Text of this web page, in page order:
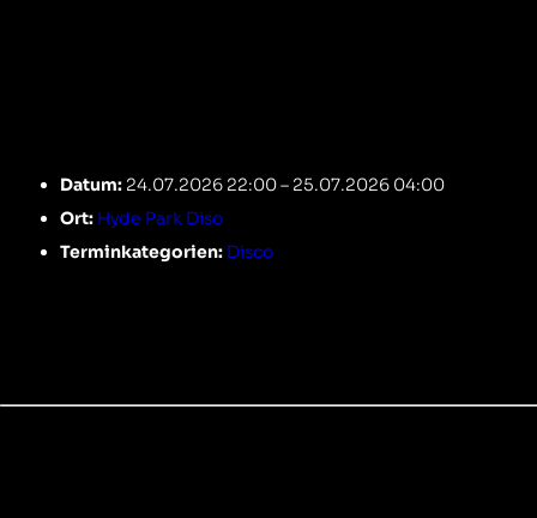
Datum: 24.07.2026 22:00– 25.07.2026 04:00
Ort: Hyde Park Diso
Terminkategorien: Disco